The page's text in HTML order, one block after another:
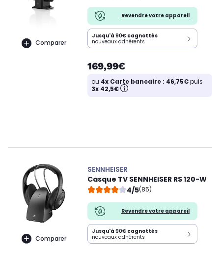
Comparer
Revendre votre appareil
Jusqu'à 90€ cagnottés
nouveaux adhérents
169,99€
ou 4x Carte bancaire : 46,75€puis
3x 42,5€
Comparer
SENNHEISER
Casque TV SENNHEISER RS 120-W
4/5(85)
Revendre votre appareil
Jusqu'à 90€ cagnottés
nouveaux adhérents